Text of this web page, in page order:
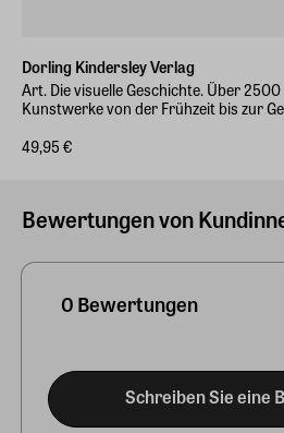
Dorling Kindersley Verlag
Art. Die visuelle Geschichte. Über 2500
Kunstwerke von der Frühzeit bis zur
49,95 €
Bewertungen von
0 Bewertungen
Schreiben Sie eine